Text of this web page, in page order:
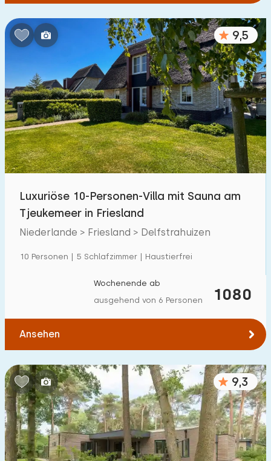
9,5
Luxuriöse 10-Personen-Villa mit Sauna am
Tjeukemeer in Friesland
Niederlande > Friesland > Delfstrahuizen
10 Personen | 5 Schlafzimmer | Haustierfrei
1080
Wochenende ab
ausgehend von 6 Personen
Ansehen
9,3